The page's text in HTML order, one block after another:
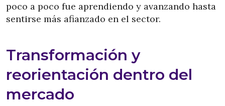
poco a poco fue aprendiendo y avanzando hasta
sentirse más afianzado en el sector.
Transformación y
reorientación dentro del
mercado